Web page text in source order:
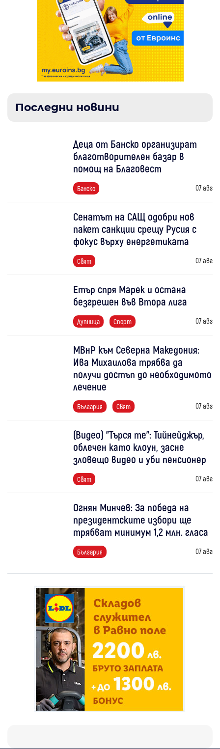
Последни новини
Деца от Банско организират
благотворителен базар в
помощ на Благовест
Банско 07 авг
Сенатът на САЩ одобри нов
пакет санкции срещу Русия с
фокус върху енергетиката
Свят 07 авг
Етър спря Марек и остана
безгрешен във Втора лига
Дупница Спорт 07 авг
МВнР към Северна Македония:
Ива Михаилова трябва да
получи достъп до необходимото
лечение
България Свят 07 авг
(Видео) "Търся те": Тийнейджър,
облечен като клоун, засне
зловещо видео и уби пенсионер
Свят 07 авг
Огнян Минчев: За победа на
президентските избори ще
трябват минимум 1,2 млн. гласа
България 07 авг